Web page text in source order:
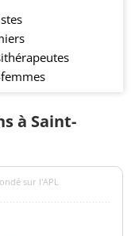
à Saint-
sur l'APL